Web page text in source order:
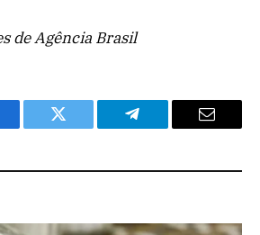
de Agência Brasil
Twitter Telegram Email